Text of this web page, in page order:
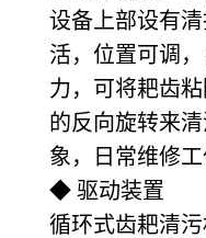
设备上部设有
活，位置可调
力，可将耙齿
的反向旋转来
象，日常维修工
◆ 驱动装置
循环式齿耙清